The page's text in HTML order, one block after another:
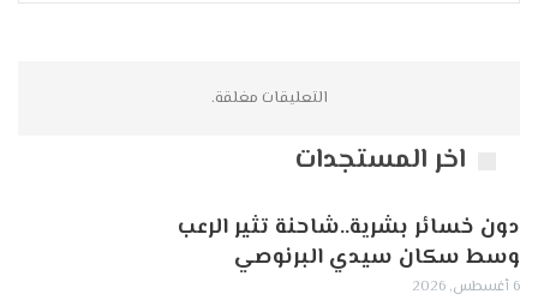
التعليقات مغلقة.
اخر المستجدات
دون خسائر بشرية..شاحنة تثير الرعب
وسط سكان سيدي البرنوصي
6 أغسطس, 2026